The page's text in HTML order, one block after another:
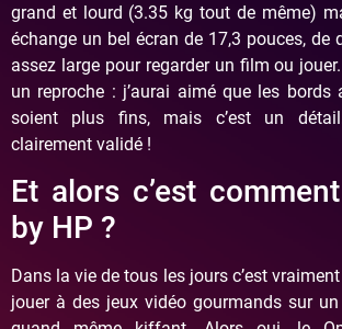
grand et lourd (3.35 kg tout de même)
échange un bel écran de 17,3 pouces, de
assez large pour regarder un film ou
un reproche : j’aurai aimé que les bords
soient plus fins, mais c’est un
clairement validé !
Et alors c’est
by HP ?
Dans la vie de tous les jours c’est
jouer à des jeux vidéo gourmands sur un